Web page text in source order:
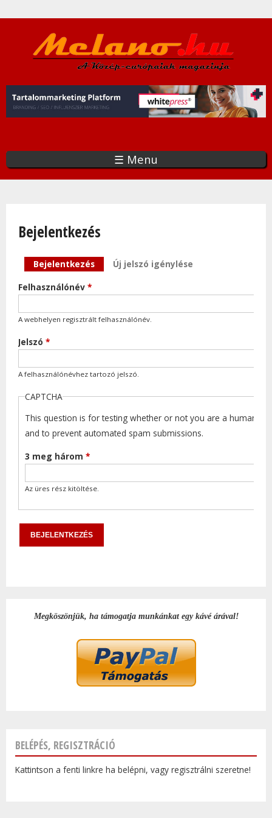
a
tartalomra
☰ Menu
Bejelentkezés
Elsődleges fülek
Bejelentkezés (aktív fül)
Új jelszó igénylése
Felhasználónév *
A webhelyen regisztrált felhasználónév.
Jelszó *
A felhasználónévhez tartozó jelszó.
CAPTCHA
This question is for testing whether or not you are a human
and to prevent automated spam submissions.
3 meg három *
Az üres rész kitöltése.
Megköszönjük, ha támogatja munkánkat egy kávé árával!
BELÉPÉS, REGISZTRÁCIÓ
Kattintson a fenti linkre ha belépni, vagy regisztrálni szeretne!